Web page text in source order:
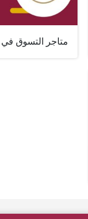
متاجر التسوق